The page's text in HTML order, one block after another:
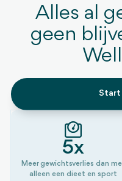
Alles al
geen
Start
5x
Meer gewichtsverlies dan
alleen een dieet en sport